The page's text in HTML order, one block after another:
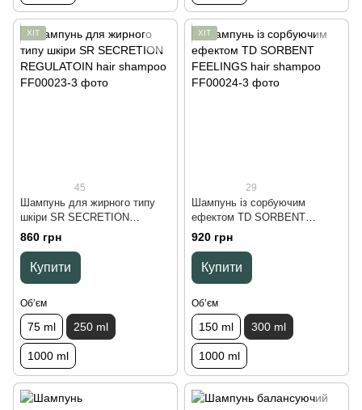
ХІТ
45
Шампунь для жирного типу
шкіри SR SECRETION
REGULATOIN hair shampoo,
250 ml
860 грн
Купити
Обʼєм
75 ml 250 ml
1000 ml
ХІТ
29
Шампунь із сорбуючим
ефектом TD SORBENT
FEELINGS hair shampoo, 300
920 грн
Купити
Обʼєм
150 ml 300 ml
1000 ml